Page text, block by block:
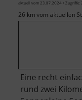
aktuell vom 23.07.2024 / Zugriffe:
26 km vom aktuellen
Eine recht
rund zwei